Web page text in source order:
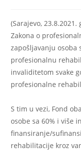
(Sarajevo,
Zakona o
zapošljavanju osoba
profesionalnu
invaliditetom svake
profesionalne
S tim u vezi, Fond
osobe sa 60% i više
finansiranje/
rehabilitacije kroz